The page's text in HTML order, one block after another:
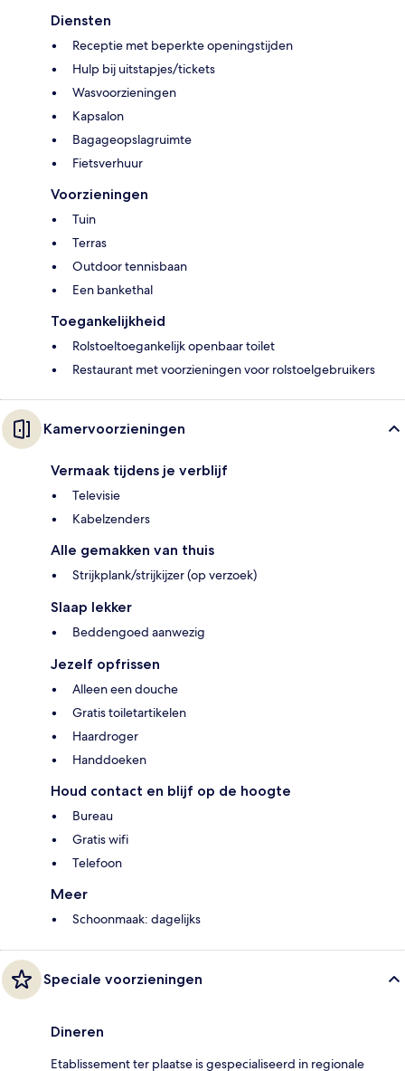
Diensten
Receptie met beperkte openingstijden
Hulp bij uitstapjes/tickets
Wasvoorzieningen
Kapsalon
Bagageopslagruimte
Fietsverhuur
Voorzieningen
Tuin
Terras
Outdoor tennisbaan
Een bankethal
Toegankelijkheid
Rolstoeltoegankelijk openbaar toilet
Restaurant met voorzieningen voor rolstoelgebruikers
Kamervoorzieningen
Vermaak tijdens je verblijf
Televisie
Kabelzenders
Alle gemakken van thuis
Strijkplank/strijkijzer (op verzoek)
Slaap lekker
Beddengoed aanwezig
Jezelf opfrissen
Alleen een douche
Gratis toiletartikelen
Haardroger
Handdoeken
Houd contact en blijf op de hoogte
Bureau
Gratis wifi
Telefoon
Meer
Schoonmaak: dagelijks
Speciale voorzieningen
Dineren
Etablissement ter plaatse is gespecialiseerd in regionale